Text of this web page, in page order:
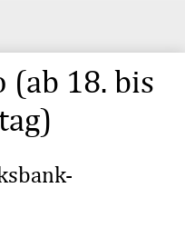
(ab 18. bis